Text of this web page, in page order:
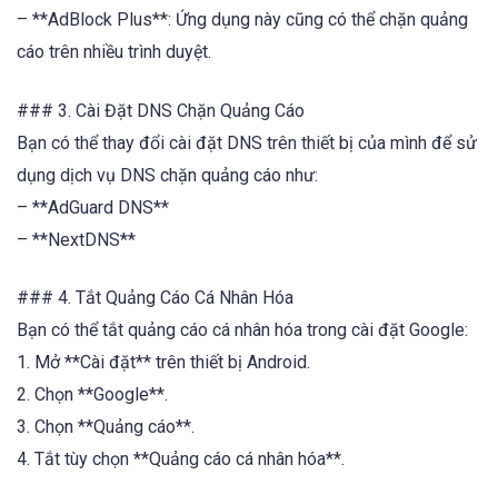
– **AdBlock Plus**: Ứng dụng này cũng có thể chặn quảng
cáo trên nhiều trình duyệt.
### 3. Cài Đặt DNS Chặn Quảng Cáo
Bạn có thể thay đổi cài đặt DNS trên thiết bị của mình để sử
dụng dịch vụ DNS chặn quảng cáo như:
– **AdGuard DNS**
– **NextDNS**
### 4. Tắt Quảng Cáo Cá Nhân Hóa
Bạn có thể tắt quảng cáo cá nhân hóa trong cài đặt Google:
1. Mở **Cài đặt** trên thiết bị Android.
2. Chọn **Google**.
3. Chọn **Quảng cáo**.
4. Tắt tùy chọn **Quảng cáo cá nhân hóa**.